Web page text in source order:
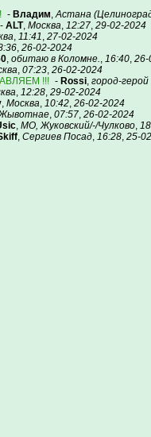
- Владим,Астана
- ALT, Москва, 12:27, 29-02-2024
, 11:41, 27-02-2024
, 26-02-2024
, обитаю в Коломне., 16:40, 26-
, 07:23, 26-02-2024
!!! - Rossi, город-
, 12:28, 29-02-2024
, Москва, 10:42, 26-02-2024
, 07:57, 26-02-2024
, МО, Жуковский/-/Чулково,
, Сергиев Посад, 16:28, 25-